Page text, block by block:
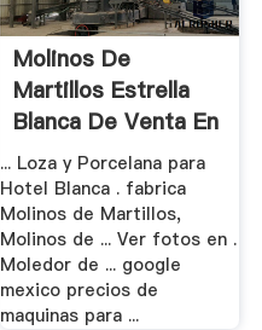
Molinos De
Martillos Estrella
Blanca De Venta En
.
... Loza y Porcelana para
Hotel Blanca . fabrica
Molinos de Martillos,
Molinos de ... Ver fotos en .
Moledor de ... google
mexico precios de
maquinas para ...